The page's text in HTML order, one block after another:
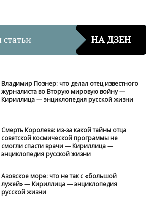
НА ДЗЕН
Владимир Познер: что делал отец известного
журналиста во Вторую мировую войну —
Кириллица — энциклопедия русской жизни
Смерть Королева: из-за какой тайны отца
советской космической программы не
смогли спасти врачи — Кириллица —
энциклопедия русской жизни
Азовское море: что не так с «большой
лужей» — Кириллица — энциклопедия
русской жизни